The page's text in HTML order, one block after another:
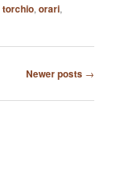
torchio,orari,
Newer posts →